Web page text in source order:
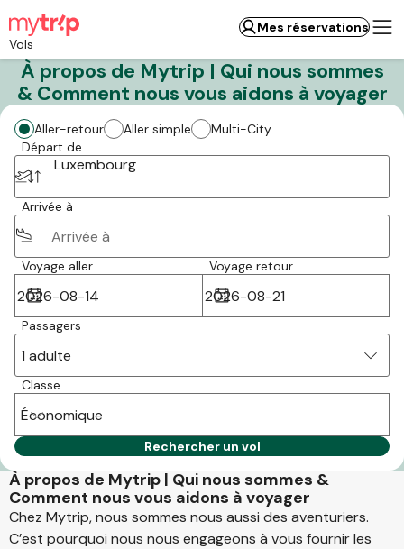
Vols
Mes réservations
À propos de Mytrip | Qui nous sommes
& Comment nous vous aidons à voyager
Aller-retour Aller simple
Multi-City
Départ de
Luxembourg
Arrivée à
Voyage aller Voyage retour
Passagers
1 adulte
Classe
Économique
Rechercher un vol
À propos de Mytrip | Qui nous sommes &
Comment nous vous aidons à voyager
Chez Mytrip, nous sommes nous aussi des aventuriers.
C’est pourquoi nous nous engageons à vous fournir les